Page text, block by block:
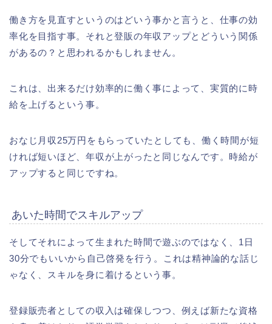
働き方を見直すというのはどいう事かと言うと、仕事の効
率化を目指す事。それと登販の年収アップとどういう関係
があるの？と思われるかもしれません。
これは、出来るだけ効率的に働く事によって、実質的に時
給を上げるという事。
おなじ月収25万円をもらっていたとしても、働く時間が短
ければ短いほど、年収が上がったと同じなんです。時給が
アップすると同じですね。
あいた時間でスキルアップ
そしてそれによって生まれた時間で遊ぶのではなく、1日
30分でもいいから自己啓発を行う。これは精神論的な話じ
ゃなく、スキルを身に着けるという事。
登録販売者としての収入は確保しつつ、例えば新たな資格